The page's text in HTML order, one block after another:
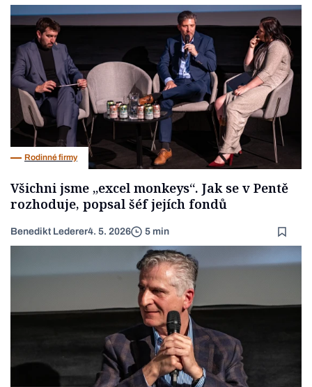
Rodinné firmy
Všichni jsme „excel monkeys“. Jak se v Pentě
rozhoduje, popsal šéf jejích fondů
Benedikt Lederer4. 5. 2026 5 min